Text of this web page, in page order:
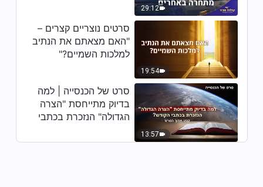
14:41
דבר אלוהים היומי: להכיר את
אלוהים – מובאה 71
8:35
דבר אלוהים היומי: להכיר את
אלוהים – מובאה 72
דבר אלוהים היומי: להכיר את
אלוהים – מובאה 73
29:12
19:54
סרטים נוצריים קצרים –
"האם מצאתם את הנתיב
למלכות השמיים?"
13:57
סרט של הכנסייה | למה
בדיוק מתייחסת "הצרה
הגדולה" הנזכרת בכתבי
מסרט)